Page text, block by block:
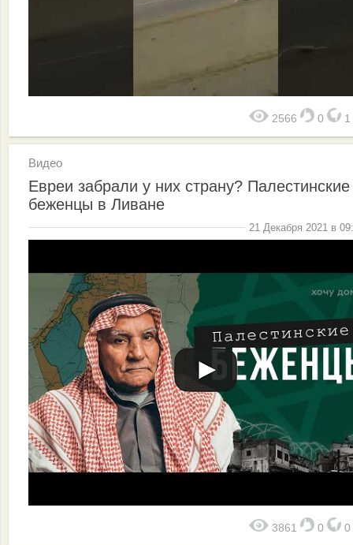
2566 0 1
Видео
Евреи забрали у них страну? Палестинские
беженцы в Ливане
21 Декабря 2021 в
3861 0 0